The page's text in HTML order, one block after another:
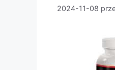
2024-11-08